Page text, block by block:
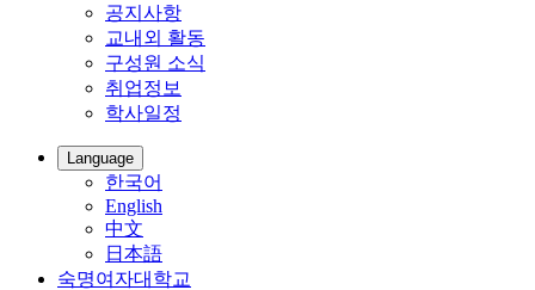
공지사항
교내외 활동
구성원 소식
취업정보
학사일정
Language
한국어
English
中文
日本語
숙명여자대학교